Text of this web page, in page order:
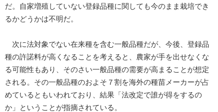
だ。自家増殖していない登録品種に関しても今のまま栽培でき
るかどうかは不明だ。
次に法対象でない在来種を含む一般品種だが、今後、登録品
種の許諾料が高くなることを考えると、農家が手を出せなくな
る可能性もあり、そのさい一般品種の需要が高まることが想定
される。その一般品種のおよそ７割を海外の種苗メーカーが占
めているともいわれており、結果「法改定で誰が得をするの
か」ということが指摘されている。